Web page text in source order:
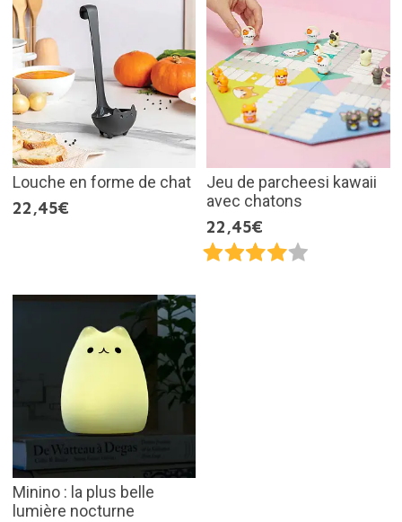
Louche en forme de chat
22,45€
Jeu de parcheesi kawaii
avec chatons
22,45€
Minino : la plus belle
lumière nocturne